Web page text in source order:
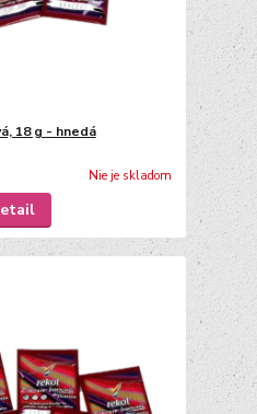
18 g - hnedá
Nie je skladom